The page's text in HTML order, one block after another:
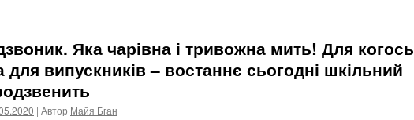
Яка чарівна і тривожна мить! Для когось
для випускників – востаннє сьогодні шкільний
| Автор Майя Бган